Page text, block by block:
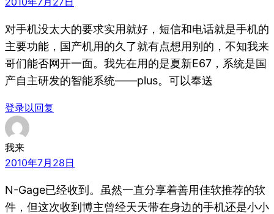
对手机没太大的要求实用就好，短信和电话就是手机的
主要功能，国产机用的久了就有点想用别的，不知我来
哥们能否网开一面。我先在用的是夏新E67，系统是国
产自主研发的智能系统——plus。可以奉送
登录以回复
我来
2010年7月28日
N-Gage已经收到。虽然一直分享着善用佳软推荐的软
件，但这次收到博主曾经天天带在身边的手机还是小小